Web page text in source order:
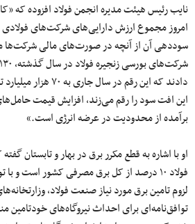
نایب رئیس هیئت مدیره انجمن فولاد افزوده که
امروز مجموع ارزش دارایی‌های شرکت‌های فولادی
سوددهی آن از آنچه در صورت‌های مالی
دادند که این رقم در
این افت سود را رقم می‌زند، افزایش قیمت
برآمده از محدودیت در عرضه انرژی است.»
او با اشاره به قطع مکرر برق در بهار و تابستان
فولاد ۱۰ درصد از کل برق مصرفی کشور است و
لزوم تامین برق مورد نیاز صنعت فولاد،
توافق‌نامه‌ای برای احداث نیروگاه‌های خودتامین